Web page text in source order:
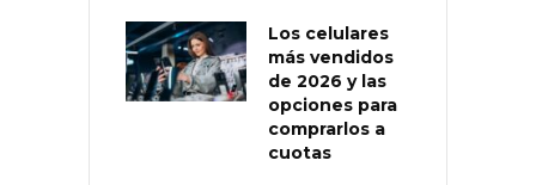
Los celulares
más vendidos
de 2026 y las
opciones para
comprarlos a
cuotas